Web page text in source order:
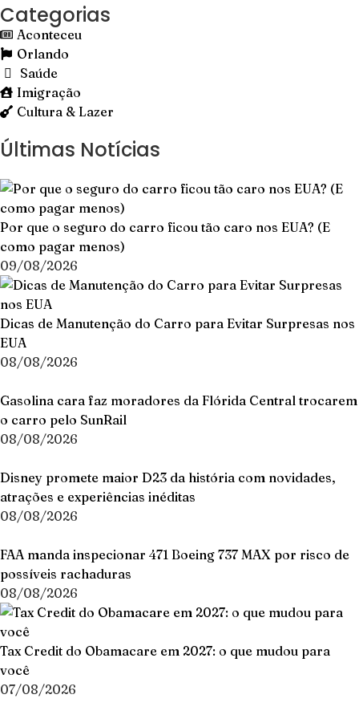
Categorias
Aconteceu
Orlando
Saúde
Imigração
Cultura & Lazer
Últimas Notícias
Por que o seguro do carro ficou tão caro nos EUA? (E
como pagar menos)
09/08/2026
Dicas de Manutenção do Carro para Evitar Surpresas nos
EUA
08/08/2026
Gasolina cara faz moradores da Flórida Central trocarem
o carro pelo SunRail
08/08/2026
Disney promete maior D23 da história com novidades,
atrações e experiências inéditas
08/08/2026
FAA manda inspecionar 471 Boeing 737 MAX por risco de
possíveis rachaduras
08/08/2026
Tax Credit do Obamacare em 2027: o que mudou para
você
07/08/2026